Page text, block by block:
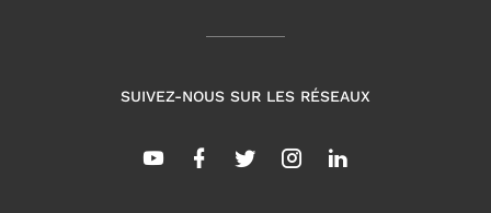
SUIVEZ-NOUS SUR LES RÉSEAUX